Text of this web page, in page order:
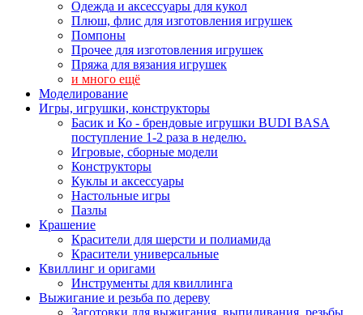
Одежда и аксессуары для кукол
Плюш, флис для изготовления игрушек
Помпоны
Прочее для изготовления игрушек
Пряжа для вязания игрушек
и много ещё
Моделирование
Игры, игрушки, конструкторы
Басик и Ко - брендовые игрушки BUDI BASA
поступление 1-2 раза в неделю.
Игровые, сборные модели
Конструкторы
Куклы и аксессуары
Настольные игры
Пазлы
Крашение
Красители для шерсти и полиамида
Красители универсальные
Квиллинг и оригами
Инструменты для квиллинга
Выжигание и резьба по дереву
Заготовки для выжигания, выпиливания, резьбы